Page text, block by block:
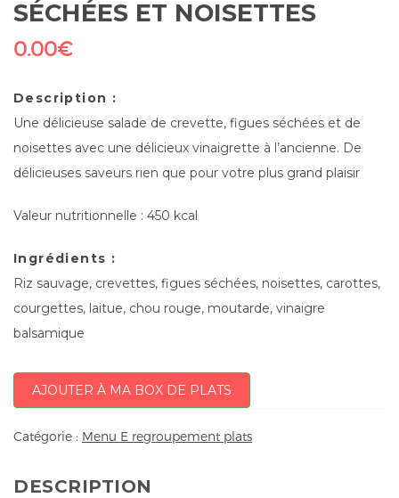
SÉCHÉES ET NOISETTES
0.00€
Description :
Une délicieuse salade de crevette, figues séchées et de
noisettes avec une délicieux vinaigrette à l’ancienne. De
délicieuses saveurs rien que pour votre plus grand plaisir
Valeur nutritionnelle : 450 kcal
Ingrédients :
Riz sauvage, crevettes, figues séchées, noisettes, carottes,
courgettes, laitue, chou rouge, moutarde, vinaigre
balsamique
AJOUTER À MA BOX DE PLATS
Catégorie : Menu E regroupement plats
DESCRIPTION